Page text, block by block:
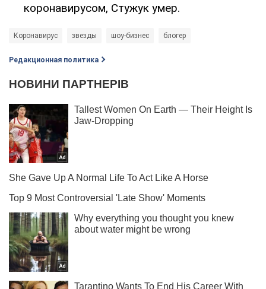
коронавирусом, Стужук умер.
Коронавирус звезды шоу-бизнес блогер
Редакционная политика